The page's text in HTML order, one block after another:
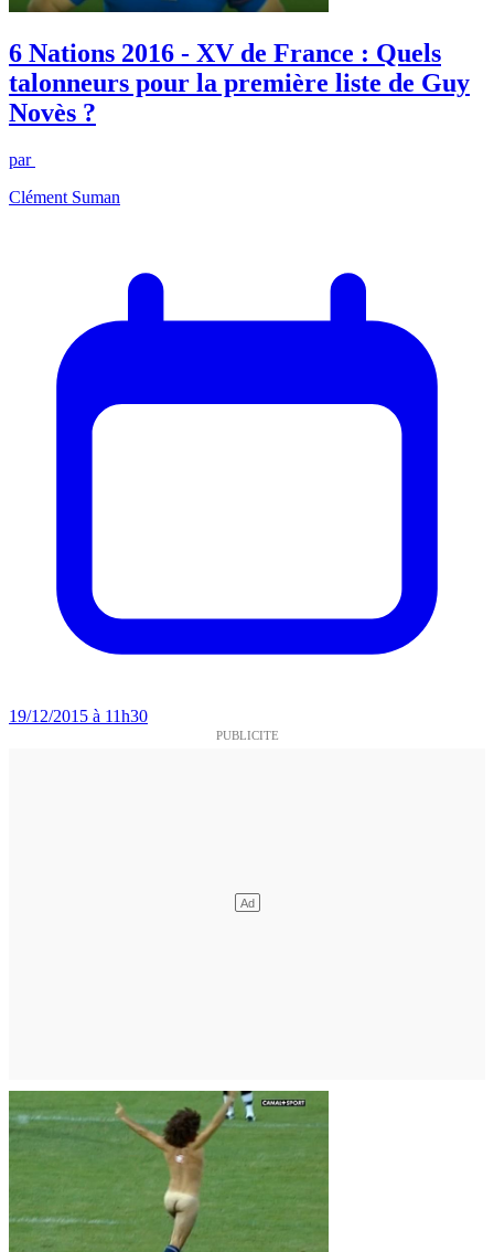
6 Nations 2016 - XV de France : Quels
talonneurs pour la première liste de Guy
Novès ?
par
Clément Suman
19/12/2015 à 11h30